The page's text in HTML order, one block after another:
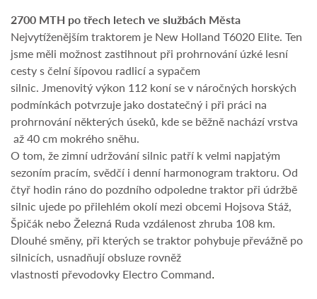
2700 MTH po třech letech ve službách Města
Nejvytíženějším traktorem je New Holland T6020 Elite. Ten
jsme měli možnost zastihnout při prohrnování úzké lesní
cesty s čelní šípovou radlicí a sypačem
silnic. Jmenovitý výkon 112 koní se v náročných horských
podmínkách potvrzuje jako dostatečný i při práci na
prohrnování některých úseků, kde se běžně nachází vrstva
až 40 cm mokrého sněhu.
O tom, že zimní udržování silnic patří k velmi napjatým
sezoním pracím, svědčí i denní harmonogram traktoru. Od
čtyř hodin ráno do pozdního odpoledne traktor při údržbě
silnic ujede po přilehlém okolí mezi obcemi Hojsova Stáž,
Špičák nebo Železná Ruda vzdálenost zhruba 108 km.
Dlouhé směny, při kterých se traktor pohybuje převážně po
silnicích, usnadňují obsluze rovněž
vlastnosti převodovky Electro Command.